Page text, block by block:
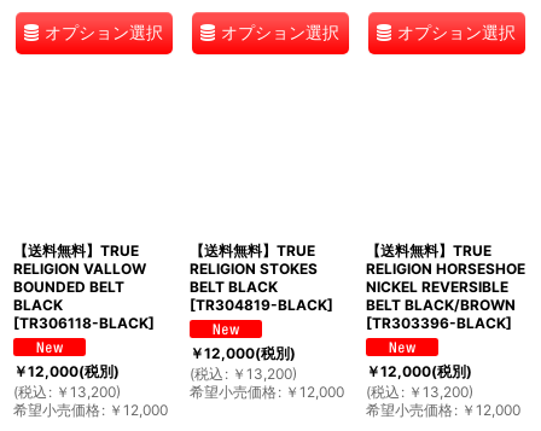
オプション選択 オプション選択 オプション選択
【送料無料】TRUE
RELIGION VALLOW
BOUNDED BELT
BLACK
[TR306118-BLACK]
￥12,000(税別)
(税込 : ￥ 13,200)
希望小売価格: ￥ 12,000
【送料無料】TRUE
RELIGION STOKES
BELT BLACK
[TR304819-BLACK]
￥12,000(税別)
(税込 : ￥ 13,200)
希望小売価格: ￥ 12,000
【送料無料】TRUE
RELIGION HORSESHOE
NICKEL REVERSIBLE
BELT BLACK/BROWN
[TR303396-BLACK]
￥12,000(税別)
(税込 : ￥ 13,200)
希望小売価格: ￥ 12,000